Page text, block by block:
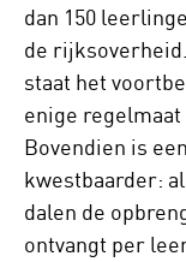
dan 150
de
staat het
enige
Bovendien is
kwestbaarder:
dalen de
ontvangt per